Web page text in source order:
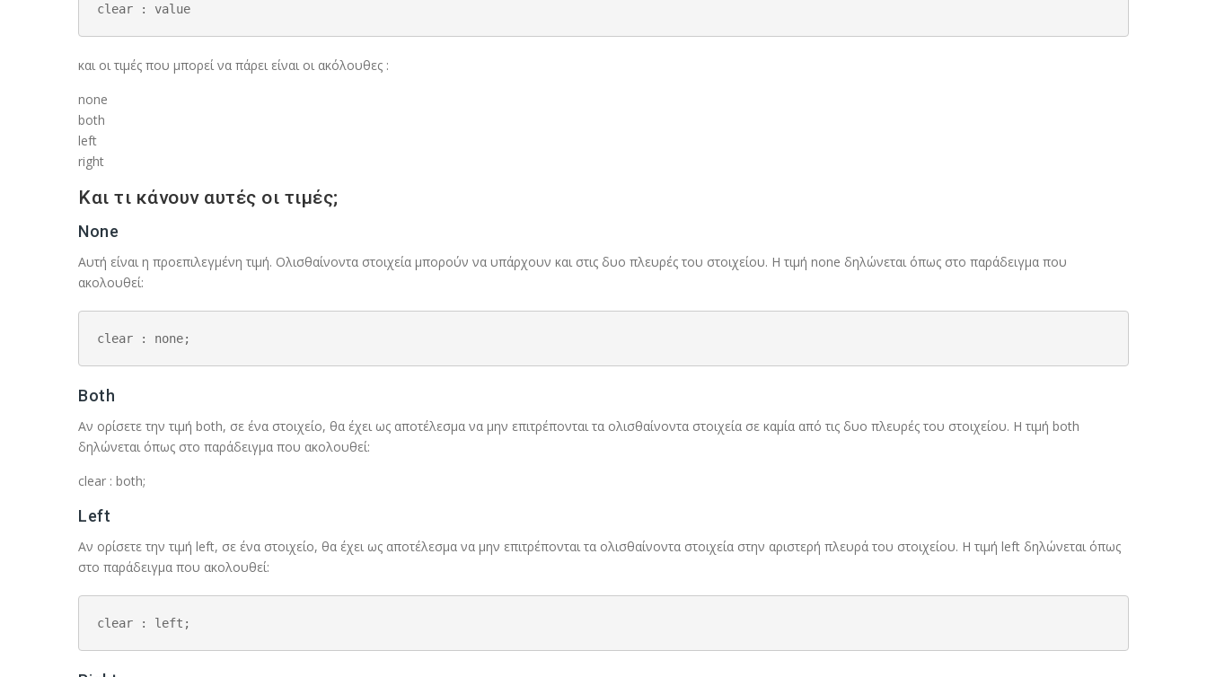
clear : value
και οι τιμές που μπορεί να πάρει είναι οι ακόλουθες :
none
both
left
right
Και τι κάνουν αυτές οι τιμές;
None
Αυτή είναι η προεπιλεγμένη τιμή. Ολισθαίνοντα στοιχεία μπορούν να υπάρχουν και στις δυο πλευρές του στοιχείου. Η τιμή none δηλώνεται όπως στο παράδειγμα που
ακολουθεί:
clear : none;
Both
Αν ορίσετε την τιμή both, σε ένα στοιχείο, θα έχει ως αποτέλεσμα να μην επιτρέπονται τα ολισθαίνοντα στοιχεία σε καμία από τις δυο πλευρές του στοιχείου. Η τιμή both
δηλώνεται όπως στο παράδειγμα που ακολουθεί:
clear : both;
Left
Αν ορίσετε την τιμή left, σε ένα στοιχείο, θα έχει ως αποτέλεσμα να μην επιτρέπονται τα ολισθαίνοντα στοιχεία στην αριστερή πλευρά του στοιχείου. Η τιμή left δηλώνεται όπως
στο παράδειγμα που ακολουθεί:
clear : left;